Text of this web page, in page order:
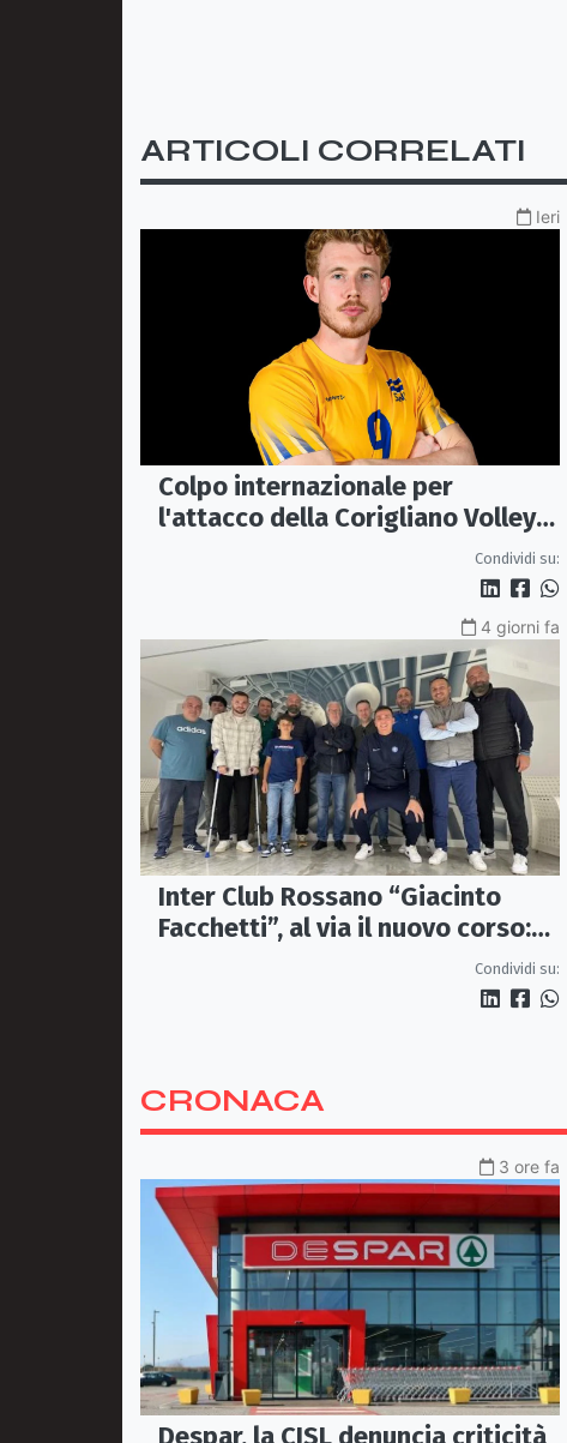
ARTICOLI CORRELATI
Ieri
Colpo internazionale per
l'attacco della Corigliano Volley:
arriva l'opposto svedese Johan
Condividi su:
4 giorni fa
Inter Club Rossano “Giacinto
Facchetti”, al via il nuovo corso:
passione nerazzurra più viva che
Condividi su:
CRONACA
3 ore fa
Despar, la CISL denuncia criticità